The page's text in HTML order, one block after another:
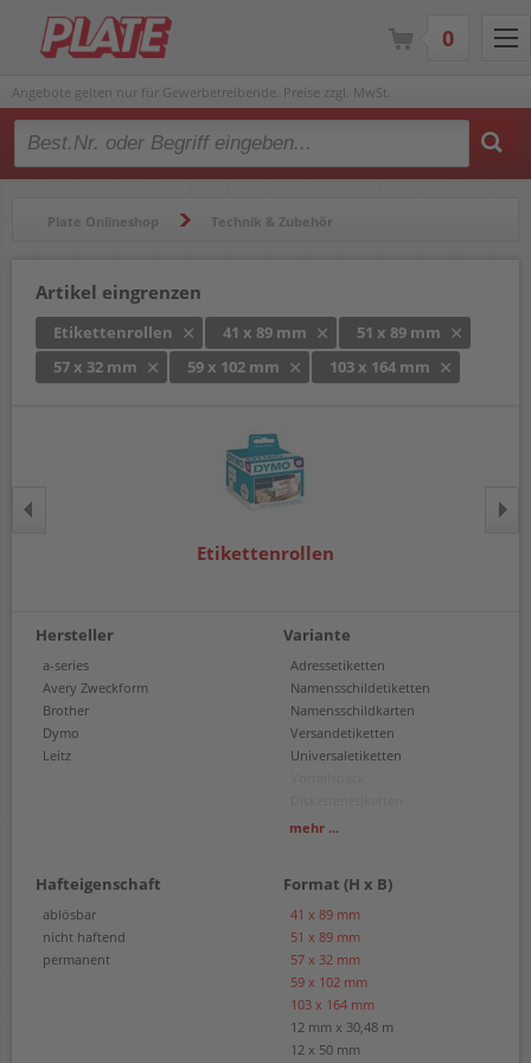
Angebote gelten nur für Gewerbetreibende. Preise zzgl. MwSt.
Type 2 or more characters for results.
Plate Onlineshop Technik & Zubehör
Artikel eingrenzen
Etikettenrollen 41 x 89 mm
51 x 89 mm
57 x 32 mm
59 x 102 mm 103 x 164 mm
Etikettenrollen
Hersteller
a-series
Avery Zweckform
Brother
Dymo
Leitz
Variante
Adressetiketten
Namensschildetiketten
Namensschildkarten
Versandetiketten
Universaletiketten
Endlosetiketten
Ordneretiketten
Vielzwecketiketten
Warenrotations-Etiketten
Schmucketiketten
Einzeletiketten
mehr ...
Hafteigenschaft
ablösbar
nicht haftend
permanent
Format (H x B)
41 x 89 mm
51 x 89 mm
57 x 32 mm
59 x 102 mm
103 x 164 mm
12 mm x 30,48 m
12 x 50 mm
0